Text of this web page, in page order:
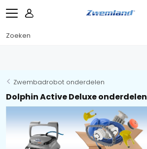
Zwembadrobot onderdelen
Dolphin Active Deluxe onderdelen